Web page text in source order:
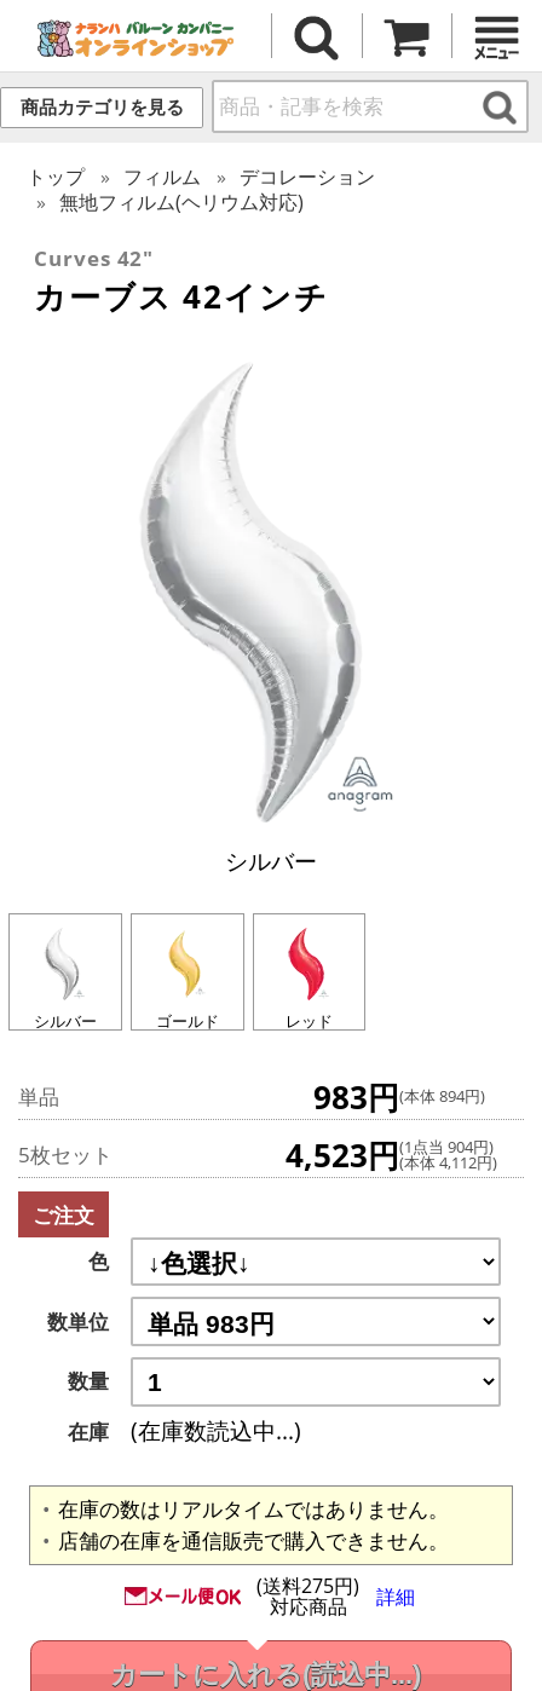
商品カテゴリを見る
トップ フィルム
デコレーション
無地フィルム(ヘリウム対応)
Curves 42"
カーブス 42インチ
シルバー
シルバー ゴールド レッド
単品 983円(本体 894円)
5枚セット 4,523円(1点当 904円)
(本体 4,112円)
ご注文
色
数単位
数量
在庫
(在庫数読込中...)
在庫の数はリアルタイムではありません。
店舗の在庫を通信販売で購入できません。
(送料275円)
対応商品 詳細
カートに入れる(読込中...)